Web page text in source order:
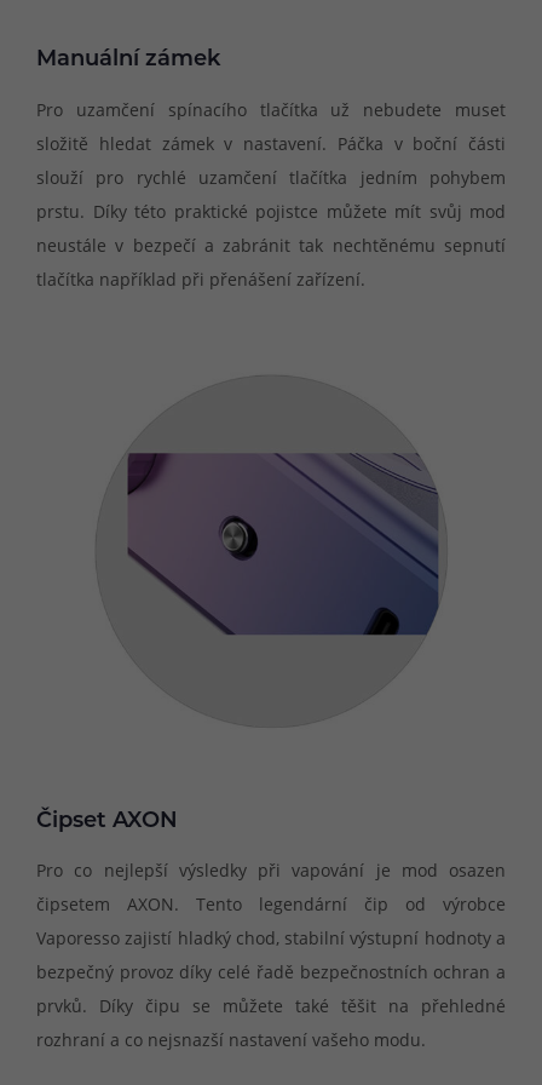
Manuální zámek
Pro uzamčení spínacího tlačítka už nebudete muset
složitě hledat zámek v nastavení. Páčka v boční části
slouží pro rychlé uzamčení tlačítka jedním pohybem
prstu. Díky této praktické pojistce můžete mít svůj mod
neustále v bezpečí a zabránit tak nechtěnému sepnutí
tlačítka například při přenášení zařízení.
Čipset AXON
Pro co nejlepší výsledky při vapování je mod osazen
čipsetem AXON. Tento legendární čip od výrobce
Vaporesso zajistí hladký chod, stabilní výstupní hodnoty a
bezpečný provoz díky celé řadě bezpečnostních ochran a
prvků. Díky čipu se můžete také těšit na přehledné
rozhraní a co nejsnazší nastavení vašeho modu.